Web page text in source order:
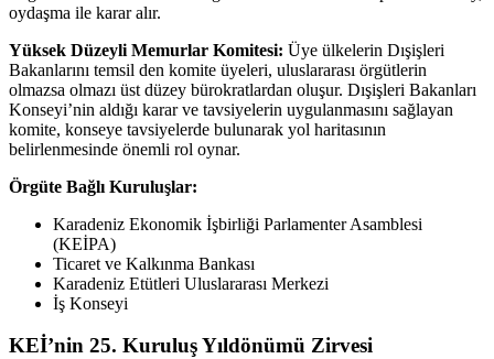
oydaşma ile karar alır.
Yüksek Düzeyli Memurlar Komitesi: Üye ülkelerin Dışişleri
Bakanlarını temsil den komite üyeleri, uluslararası örgütlerin
olmazsa olmazı üst düzey bürokratlardan oluşur. Dışişleri Bakanları
Konseyi’nin aldığı karar ve tavsiyelerin uygulanmasını sağlayan
komite, konseye tavsiyelerde bulunarak yol haritasının
belirlenmesinde önemli rol oynar.
Örgüte Bağlı Kuruluşlar:
Karadeniz Ekonomik İşbirliği Parlamenter Asamblesi
(KEİPA)
Ticaret ve Kalkınma Bankası
Karadeniz Etütleri Uluslararası Merkezi
İş Konseyi
KEİ’nin 25. Kuruluş Yıldönümü Zirvesi